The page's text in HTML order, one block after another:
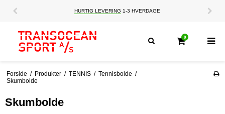
HURTIG LEVERING 1-3 HVERDAGE
0
Forside / Produkter / TENNIS / Tennisbolde /
Skumbolde
Skumbolde